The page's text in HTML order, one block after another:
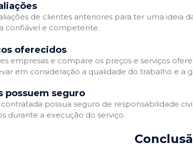
de clientes anteriores para ter uma ideia
confiável e competente.
oferecidos
empresas e compare os preços e serviços
em consideração a qualidade do trabalho e a
possuem seguro
possua seguro de responsabilidade
durante a execução do serviço.